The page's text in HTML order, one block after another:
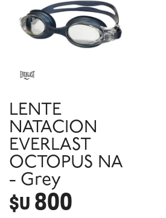
LENTE
NATACION
EVERLAST
OCTOPUS NA
- Grey
$U 800